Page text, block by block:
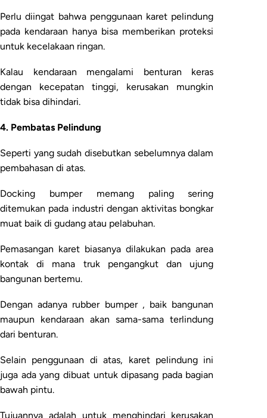
Perlu diingat bahwa penggunaan karet pelindung
pada kendaraan hanya bisa memberikan proteksi
untuk kecelakaan ringan.
Kalau kendaraan mengalami benturan keras
dengan kecepatan tinggi, kerusakan mungkin
tidak bisa dihindari.
4. Pembatas Pelindung
Seperti yang sudah disebutkan sebelumnya dalam
pembahasan di atas.
Docking bumper memang paling sering
ditemukan pada industri dengan aktivitas bongkar
muat baik di gudang atau pelabuhan.
Pemasangan karet biasanya dilakukan pada area
kontak di mana truk pengangkut dan ujung
bangunan bertemu.
Dengan adanya rubber bumper , baik bangunan
maupun kendaraan akan sama-sama terlindung
dari benturan.
Selain penggunaan di atas, karet pelindung ini
juga ada yang dibuat untuk dipasang pada bagian
bawah pintu.
Tujuannya adalah untuk menghindari kerusakan